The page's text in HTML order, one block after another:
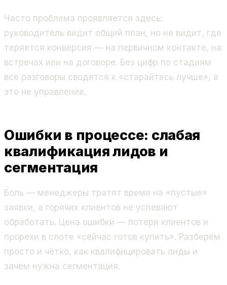
Часто проблема проявляется здесь:
руководитель видит общий план, но не видит, где
теряется конверсия — на первичном контакте, на
встречах или на договоре. Без цифр по стадиям
все разговоры сводятся к «старайтесь лучше», а
это не управление.
Ошибки в процессе: слабая
квалификация лидов и
сегментация
Боль — менеджеры тратят время на «пустые»
заявки, а горячих клиентов не успевают
обработать. Цена ошибки — потеря клиентов и
прорехи в слоте «сейчас готов купить». Разберём
просто и чётко, как квалифицировать лиды и
зачем нужна сегментация.